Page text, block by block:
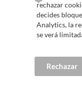
rechazar
decides
Analytics, la
se verá
Rechazar